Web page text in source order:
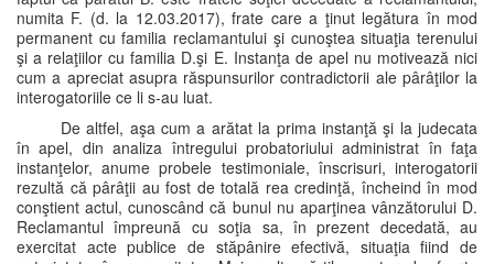
numita F. (d. la 12.03.2017), frate care a ţinut legătura în mod
permanent cu familia reclamantului şi cunoştea situaţia terenului
şi a relaţiilor cu familia D.şi E. Instanţa de apel nu motivează nici
cum a apreciat asupra răspunsurilor contradictorii ale pârâţilor la
interogatoriile ce li s-au luat.
De altfel, aşa cum a arătat la prima instanţă şi la judecata
în apel, din analiza întregului probatoriului administrat în faţa
instanţelor, anume probele testimoniale, înscrisuri, interogatorii
rezultă că pârâţii au fost de totală rea credinţă, încheind în mod
conştient actul, cunoscând că bunul nu aparţinea vânzătorului D.
Reclamantul împreună cu soţia sa, în prezent decedată, au
exercitat acte publice de stăpânire efectivă, situaţia fiind de